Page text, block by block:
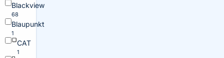
Blackview
68
Blaupunkt
1
CAT
1